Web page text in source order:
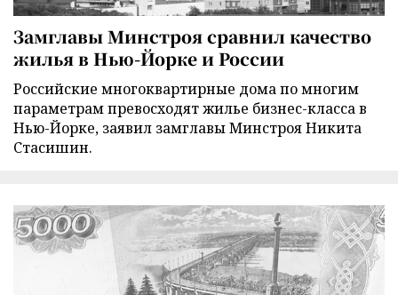
Замглавы Минстроя сравнил качество
жилья в Нью-Йорке и России
Российские многоквартирные дома по многим
параметрам превосходят жилье бизнес-класса в
Нью-Йорке, заявил замглавы Минстроя Никита
Стасишин.